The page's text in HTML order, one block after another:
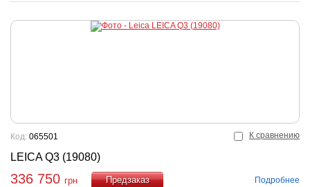
К сравнению
LEICA Q3 (19080)
Код: 065501
336 750 грн
Подробнее